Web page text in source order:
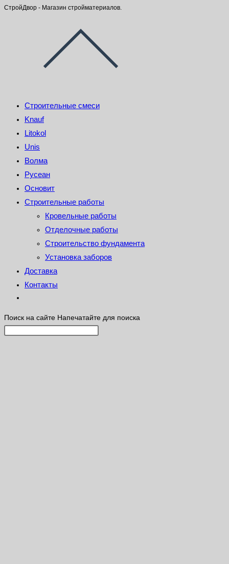
СтройДвор - Магазин стройматериалов.
Строительные смеси
Knauf
Litokol
Unis
Волма
Русеан
Основит
Строительные работы
Кровельные работы
Отделочные работы
Строительство фундамента
Установка заборов
Доставка
Контакты
Поиск на сайте Напечатайте для поиска